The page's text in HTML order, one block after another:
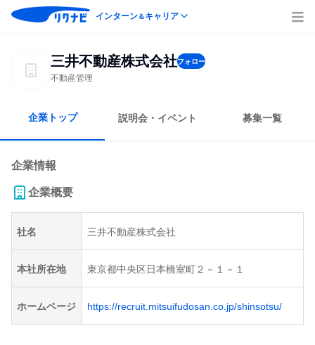
インターン＆キャリア
三井不動産株式会社フォロー
不動産管理
企業トップ 説明会・イベント 募集一覧
企業情報
企業概要
社名 三井不動産株式会社
本社所在地 東京都中央区日本橋室町２－１－１
ホームページ https://recruit.mitsuifudosan.co.jp/shinsotsu/